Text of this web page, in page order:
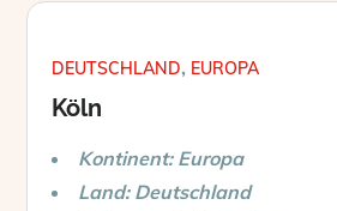
DEUTSCHLAND EUROPA
Köln
Kontinent: Europa
Land: Deutschland